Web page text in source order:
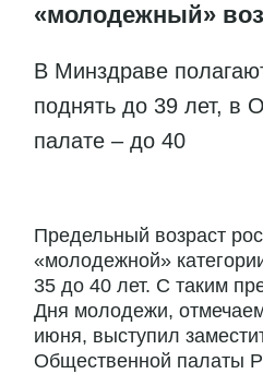
«молодежный»
В Минздраве
поднять до 39 лет, в
палате – до 40
Предельный возраст
«молодежной»
35 до 40 лет. С таким
Дня молодежи,
июня, выступил
Общественной палаты